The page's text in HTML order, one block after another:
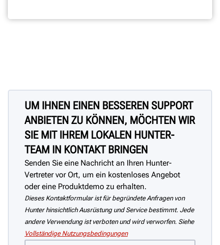
UM IHNEN EINEN BESSEREN SUPPORT
ANBIETEN ZU KÖNNEN, MÖCHTEN WIR
SIE MIT IHREM LOKALEN HUNTER-
TEAM IN KONTAKT BRINGEN
Senden Sie eine Nachricht an Ihren Hunter-
Vertreter vor Ort, um ein kostenloses Angebot
oder eine Produktdemo zu erhalten.
Dieses Kontaktformular ist für begründete Anfragen von
Hunter hinsichtlich Ausrüstung und Service bestimmt. Jede
andere Verwendung ist verboten und wird verworfen. Siehe
Vollständige Nutzungsbedingungen